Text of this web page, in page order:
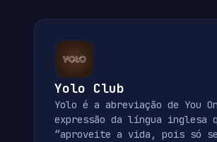
Yolo Club
Yolo é a abreviação de You
expressão da língua inglesa
“aproveite a vida, pois só